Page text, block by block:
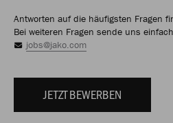
Antworten auf die häufigsten Fragen
Bei weiteren Fragen sende uns
jobs@jako.com
JETZT BEWERBEN